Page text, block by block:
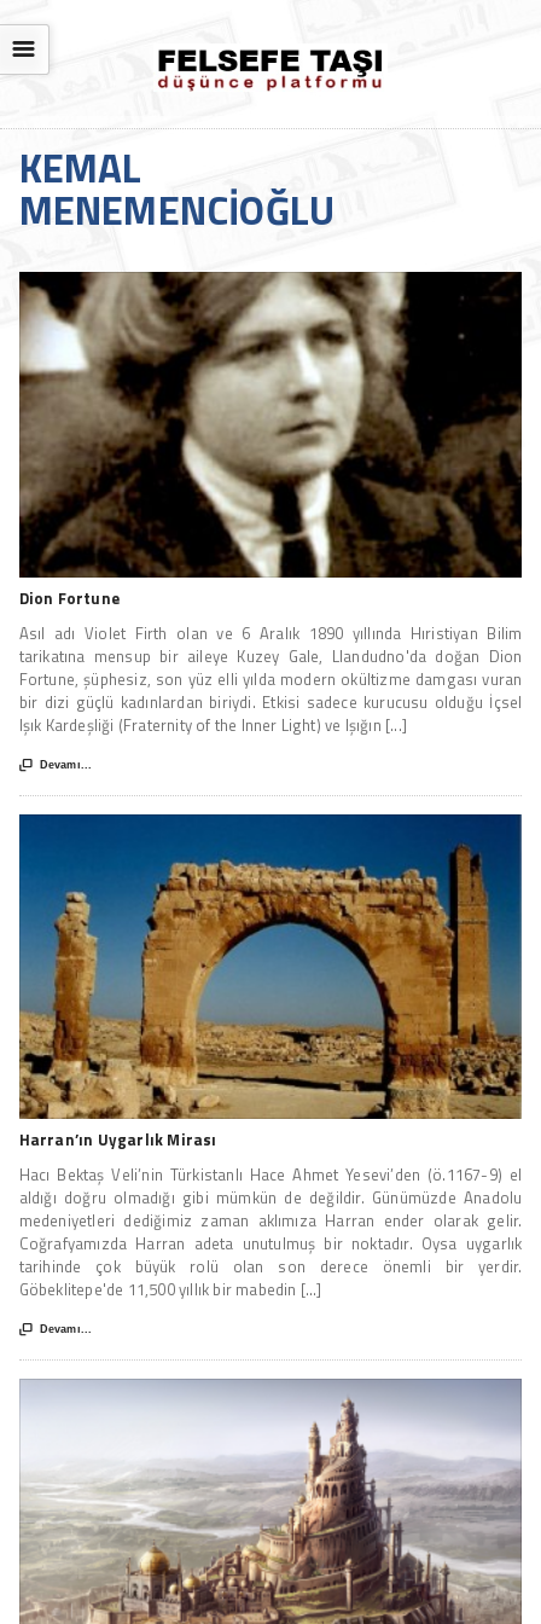
☰
KEMAL
MENEMENCIOĞLU
Dion Fortune
Asıl adı Violet Firth olan ve 6 Aralık 1890 yıllında Hıristiyan Bilim
tarikatına mensup bir aileye Kuzey Gale, Llandudno'da doğan Dion
Fortune, şüphesiz, son yüz elli yılda modern okültizme damgası vuran
bir dizi güçlü kadınlardan biriydi. Etkisi sadece kurucusu olduğu İçsel
Işık Kardeşliği (Fraternity of the Inner Light) ve Işığın [...]
 Devamı...
Harran’ın Uygarlık Mirası
Hacı Bektaş Veli’nin Türkistanlı Hace Ahmet Yesevi’den (ö.1167-9) el
aldığı doğru olmadığı gibi mümkün de değildir. Günümüzde Anadolu
medeniyetleri dediğimiz zaman aklımıza Harran ender olarak gelir.
Coğrafyamızda Harran adeta unutulmuş bir noktadır. Oysa uygarlık
tarihinde çok büyük rolü olan son derece önemli bir yerdir.
Göbeklitepe'de 11,500 yıllık bir mabedin [...]
 Devamı...